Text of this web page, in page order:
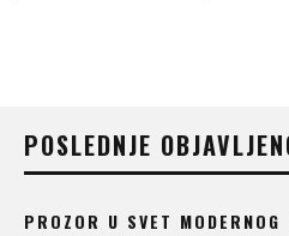
POSLEDNJE
PROZOR U SVET MODERNOG